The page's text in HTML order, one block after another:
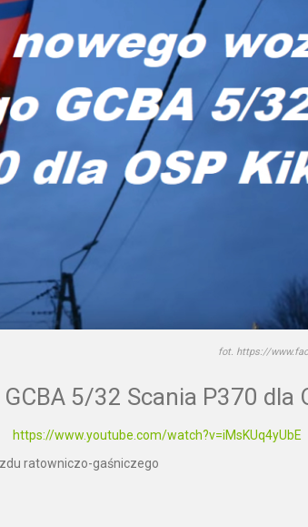
fot. https://
5/32 Scania P370 dla
https://www.youtube.com/watch?v=iMsKUq4yUbE
ratowniczo-gaśniczego